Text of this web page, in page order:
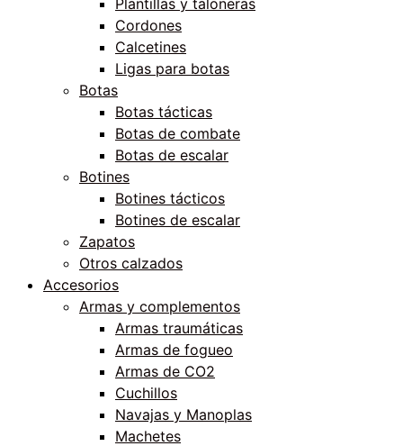
Plantillas y taloneras
Cordones
Calcetines
Ligas para botas
Botas
Botas tácticas
Botas de combate
Botas de escalar
Botines
Botines tácticos
Botines de escalar
Zapatos
Otros calzados
Accesorios
Armas y complementos
Armas traumáticas
Armas de fogueo
Armas de CO2
Cuchillos
Navajas y Manoplas
Machetes